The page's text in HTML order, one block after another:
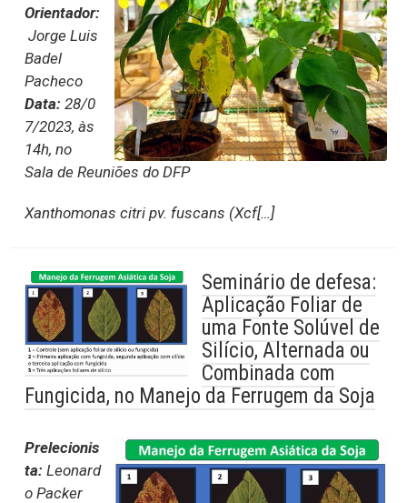
Orientador:
Jorge Luis
Badel
Pacheco
Data: 28/0
7/2023, às
14h, no
Sala de Reuniões do DFP
Xanthomonas citri pv. fuscans (Xcf[…]
Seminário de defesa:
Aplicação Foliar de
uma Fonte Solúvel de
Silício, Alternada ou
Combinada com
Fungicida, no Manejo da Ferrugem da Soja
Prelecionis
ta: Leonard
o Packer